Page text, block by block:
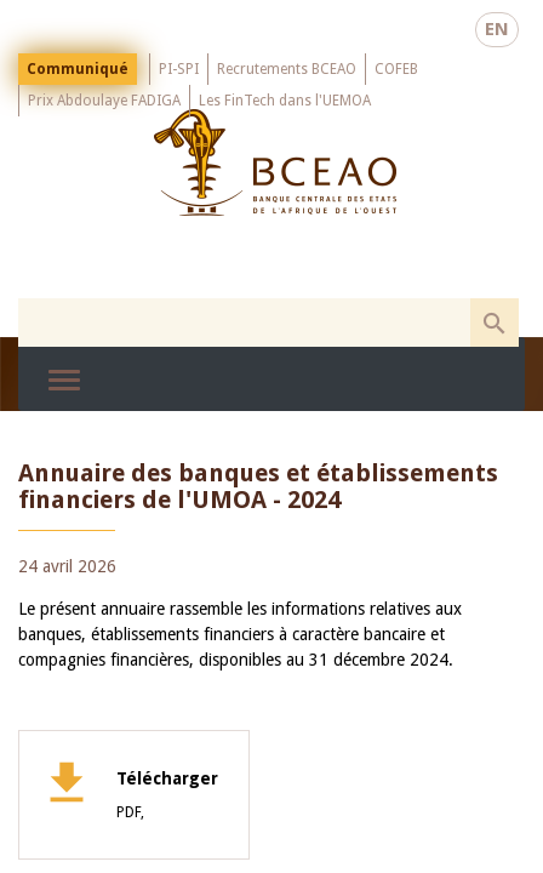
main
EN
Menu
Top
Communiqué PI-SPI Recrutements BCEAO
COFEB
Prix Abdoulaye FADIGA
Les FinTech dans l'UEMOA
Annuaire des banques et établissements
financiers de l'UMOA - 2024
24 avril 2026
Le présent annuaire rassemble les informations relatives aux
banques, établissements financiers à caractère bancaire et
compagnies financières, disponibles au 31 décembre 2024.
Télécharger
PDF,